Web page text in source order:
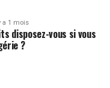
a 1 mois
disposez-vous si vous
?